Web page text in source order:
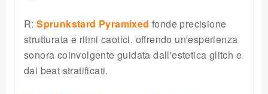
R:Sprunkstard Pyramixed fonde precisione
strutturata e ritmi caotici, offrendo un'esperienza
sonora coinvolgente guidata dall'estetica glitch e
dai beat stratificati.